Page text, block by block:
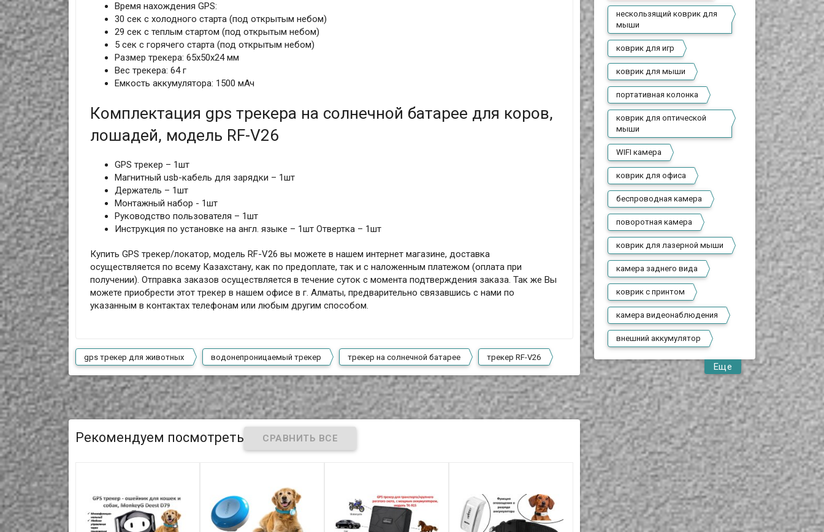
нескользящий коврик для
мыши
коврик для игр
коврик для мыши
портативная колонка
коврик для оптической
мыши
WIFI камера
коврик для офиса
беспроводная камера
поворотная камера
коврик для лазерной мыши
камера заднего вида
коврик с принтом
камера видеонаблюдения
внешний аккумулятор
Еще
Время нахождения GPS:
30 сек с холодного старта (под открытым небом)
29 сек с теплым стартом (под открытым небом)
5 сек с горячего старта (под открытым небом)
Размер трекера: 65x50х24 мм
Вес трекера: 64 г
Емкость аккумулятора: 1500 мАч
Комплектация gps трекера на солнечной батарее для коров,
лошадей, модель RF-V26
GPS трекер – 1шт
Магнитный usb-кабель для зарядки – 1шт
Держатель – 1шт
Монтажный набор - 1шт
Руководство пользователя – 1шт
Инструкция по установке на англ. языке – 1шт Отвертка – 1шт
Купить GPS трекер/локатор, модель RF-V26 вы можете в нашем интернет магазине, доставка
осуществляется по всему Казахстану, как по предоплате, так и с наложенным платежом (оплата при
получении). Отправка заказов осуществляется в течение суток с момента подтверждения заказа. Так же Вы
можете приобрести этот трекер в нашем офисе в г. Алматы, предварительно связавшись с нами по
указанным в контактах телефонам или любым другим способом.
gps трекер для животных водонепроницаемый трекер трекер на солнечной батарее трекер RF-V26
Рекомендуем посмотреть